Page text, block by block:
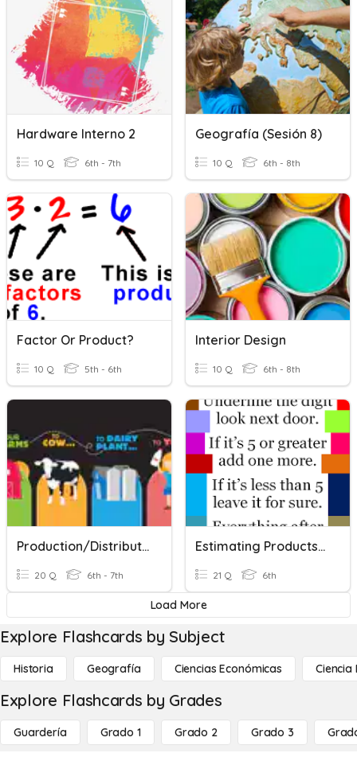
Hardware Interno 2
10 Q 6th - 7th
Geografía (Sesión 8)
10 Q 6th - 8th
Factor Or Product?
10 Q 5th - 6th
Interior Design
10 Q 6th - 8th
Production/Distribution/Consumption
20 Q 6th - 7th
Estimating Products Of Decimals
21 Q 6th
Load More
Explore Flashcards by Subject
Historia Geografía Ciencias Económicas Ciencia
Explore Flashcards by Grades
Guardería Grado 1 Grado 2 Grado 3